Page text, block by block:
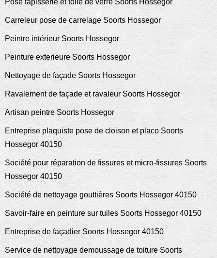
Pose tapisserie et toile de verre Soorts Hossegor
Carreleur pose de carrelage Soorts Hossegor
Peintre intérieur Soorts Hossegor
Peinture exterieure Soorts Hossegor
Nettoyage de façade Soorts Hossegor
Ravalement de façade et ravaleur Soorts Hossegor
Artisan peintre Soorts Hossegor
Entreprise plaquiste pose de cloison et placo Soorts
Hossegor 40150
Société pour réparation de fissures et micro-fissures Soorts
Hossegor 40150
Société de nettoyage gouttières Soorts Hossegor 40150
Savoir-faire en peinture sur tuiles Soorts Hossegor 40150
Entreprise de façadier Soorts Hossegor 40150
Service de nettoyage demoussage de toiture Soorts